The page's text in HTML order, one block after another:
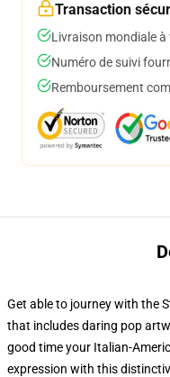
Transaction
Livraison mondiale
Numéro de suivi
Remboursement
Get able to journey with the
that includes daring pop
good time your Italian-
expression with this